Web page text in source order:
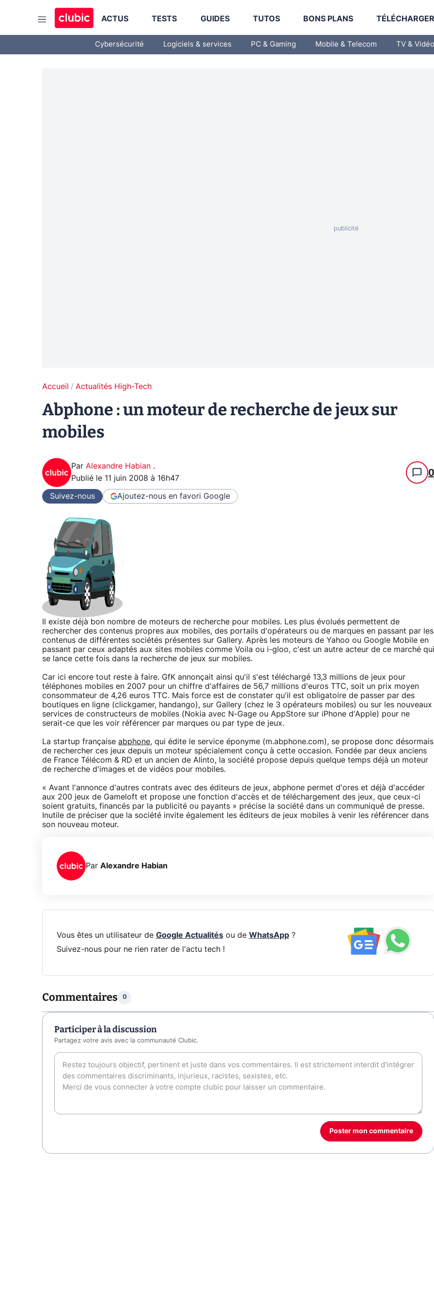
ACTUS TESTS GUIDES TUTOS BONS PLANS
Cybersécurité Logiciels & services PC & Gaming Mobile & Telecom TV & Vidéo
Accueil Actualités High-Tech
Abphone : un moteur de recherche de jeux sur
mobiles
Par Alexandre Habian .
Publié le 11 juin 2008 à 16h47 0
Suivez-nous Ajoutez-nous en favori Google
Il existe déjà bon nombre de moteurs de recherche pour mobiles. Les plus évolués permettent de
rechercher des contenus propres aux mobiles, des portails d'opérateurs ou de marques en passant par les
contenus de différentes sociétés présentes sur Gallery. Après les moteurs de Yahoo ou Google Mobile en
passant par ceux adaptés aux sites mobiles comme Voila ou i-gloo, c'est un autre acteur de ce marché qui
se lance cette fois dans la recherche de jeux sur mobiles.
Car ici encore tout reste à faire. GfK annonçait ainsi qu'il s'est téléchargé 13,3 millions de jeux pour
téléphones mobiles en 2007 pour un chiffre d'affaires de 56,7 millions d'euros TTC, soit un prix moyen
consommateur de 4,26 euros TTC. Mais force est de constater qu'il est obligatoire de passer par des
boutiques en ligne (clickgamer, handango), sur Gallery (chez le 3 opérateurs mobiles) ou sur les nouveaux
services de constructeurs de mobiles (Nokia avec N-Gage ou AppStore sur iPhone d'Apple) pour ne
serait-ce que les voir référencer par marques ou par type de jeux.
La startup française abphone, qui édite le service éponyme (m.abphone.com), se propose donc désormais
de rechercher ces jeux depuis un moteur spécialement conçu à cette occasion. Fondée par deux anciens
de France Télécom & RD et un ancien de Alinto, la société propose depuis quelque temps déjà un moteur
de recherche d'images et de vidéos pour mobiles.
« Avant l'annonce d'autres contrats avec des éditeurs de jeux, abphone permet d'ores et déjà d'accéder
aux 200 jeux de Gameloft et propose une fonction d'accès et de téléchargement des jeux, que ceux-ci
soient gratuits, financés par la publicité ou payants » précise la société dans un communiqué de presse.
Inutile de préciser que la société invite également les éditeurs de jeux mobiles à venir les référencer dans
son nouveau moteur.
Par Alexandre Habian
Vous êtes un utilisateur de Google Actualitésou de WhatsApp?
Suivez-nous pour ne rien rater de l'actu tech !
Commentaires 0
Participer à la discussion
Partagez votre avis avec la communauté Clubic.
Poster mon commentaire